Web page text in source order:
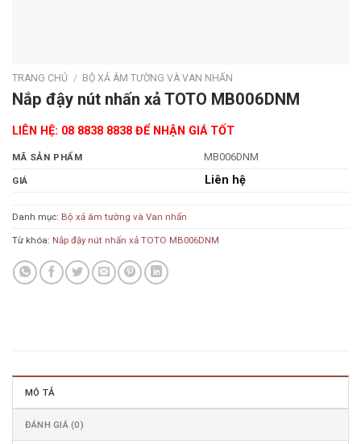
TRANG CHỦ / BỘ XẢ ÂM TƯỜNG VÀ VAN NHẤN
Nắp đậy nút nhấn xả TOTO MB006DNM
LIÊN HỆ: 08 8838 8838 ĐỂ NHẬN GIÁ TỐT
MÃ SẢN PHẨM MB006DNM
GIÁ Liên hệ
Danh mục: Bộ xả âm tường và Van nhấn
Từ khóa: Nắp đậy nút nhấn xả TOTO MB006DNM
MÔ TẢ
ĐÁNH GIÁ (0)